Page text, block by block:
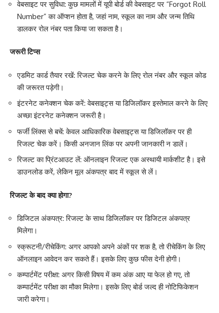
वेबसाइट पर सुविधा: कुछ मामलों में यूपी बोर्ड की वेबसाइट पर “Forgot Roll
Number” का ऑप्शन होता है, जहां नाम, स्कूल का नाम और जन्म तिथि
डालकर रोल नंबर पता किया जा सकता है।
जरूरी टिप्स
एडमिट कार्ड तैयार रखें: रिजल्ट चेक करने के लिए रोल नंबर और स्कूल कोड
की जरूरत पड़ेगी।
इंटरनेट कनेक्शन चेक करें: वेबसाइट्स या डिजिलॉकर इस्तेमाल करने के लिए
अच्छा इंटरनेट कनेक्शन जरूरी है।
फर्जी लिंक्स से बचें: केवल आधिकारिक वेबसाइट्स या डिजिलॉकर पर ही
रिजल्ट चेक करें। किसी अनजान लिंक पर अपनी जानकारी न डालें।
रिजल्ट का प्रिंटआउट लें: ऑनलाइन रिजल्ट एक अस्थायी मार्कशीट है। इसे
डाउनलोड करें, लेकिन मूल अंकपत्र बाद में स्कूल से लें।
रिजल्ट के बाद क्या होगा?
डिजिटल अंकपत्र: रिजल्ट के साथ डिजिलॉकर पर डिजिटल अंकपत्र
मिलेगा।
स्क्रूटनी/रीचेकिंग: अगर आपको अपने अंकों पर शक है, तो रीचेकिंग के लिए
ऑनलाइन आवेदन कर सकते हैं। इसके लिए कुछ फीस देनी होगी।
कम्पार्टमेंट परीक्षा: अगर किसी विषय में कम अंक आए या फेल हो गए, तो
कम्पार्टमेंट परीक्षा का मौका मिलेगा। इसके लिए बोर्ड जल्द ही नोटिफिकेशन
जारी करेगा।